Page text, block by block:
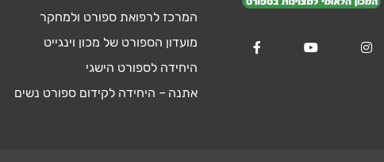
המרכז לרפואת ספורט ולמחקר
מועדון הספורט של מכון וינגייט
היחידה לספורט הישגי
אתנה – היחידה לקידום ספורט נשים